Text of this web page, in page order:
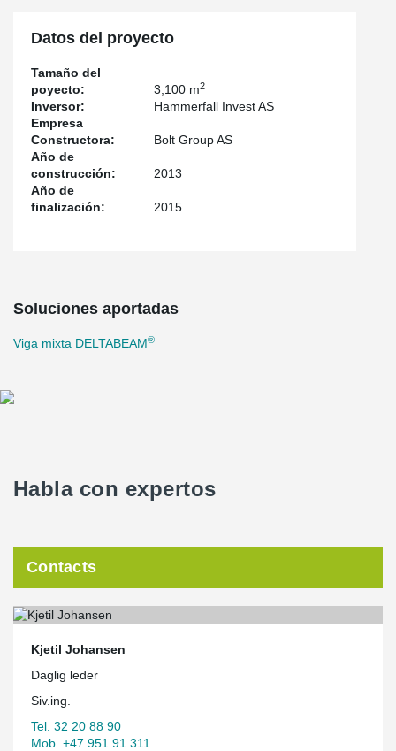
Datos del proyecto
Tamaño del
poyecto:
3,100 m2
Inversor:
Hammerfall Invest AS
Empresa
Constructora:
Bolt Group AS
Año de
construcción:
2013
Año de
finalización:
2015
Soluciones aportadas
Viga mixta DELTABEAM®
Habla con expertos
Contacts
Kjetil Johansen
Daglig leder
Siv.ing.
Tel. 32 20 88 90
Mob. +47 951 91 311